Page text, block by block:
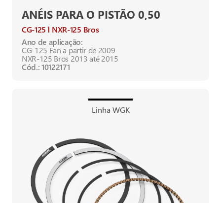
ANÉIS PARA O PISTÃO 0,50
CG-125
NXR-125 Bros
Ano de aplicação:
CG-125 Fan a partir de 2009
NXR-125 Bros 2013 até 2015
Cód.: 10122171
Linha WGK